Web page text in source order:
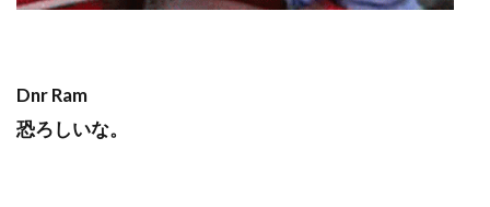
Dnr Ram
恐ろしいな。